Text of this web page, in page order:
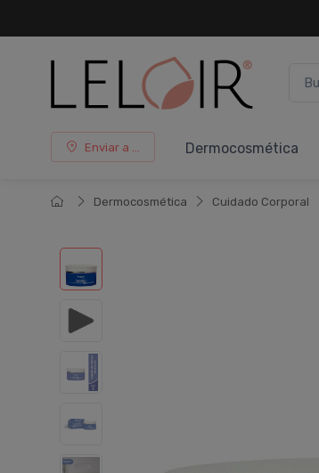
Enviar a ... Dermocosmética
Dermocosmética Cuidado Corporal